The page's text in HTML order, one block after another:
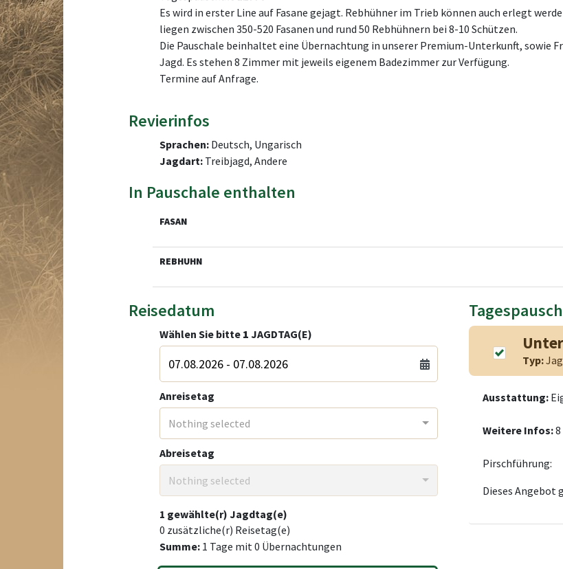
Es wird in erster Line auf Fasane gejagt. Rebhühner im Trieb können auch erlegt
liegen zwischen 350-520 Fasanen und rund 50 Rebhühnern bei 8-10 Schützen.
Die Pauschale beinhaltet eine Übernachtung in unserer Premium-Unterkunft, sowie
Jagd. Es stehen 8 Zimmer mit jeweils eigenem Badezimmer zur Verfügung.
Termine auf Anfrage.
Revierinfos
Sprachen: Deutsch, Ungarisch
Jagdart: Treibjagd, Andere
In Pauschale enthalten
FASAN
REBHUHN
Reisedatum
Wählen Sie bitte 1 JAGDTAG(E)
Anreisetag
Nothing selected
Abreisetag
Nothing selected
1 gewählte(r) Jagdtag(e)
0 zusätzliche(r) Reisetag(e)
Summe: 1 Tage mit0 Übernachtungen
Typ:
Ausstattung:
Weitere Infos:
Pirschführung:
Dieses Angebot